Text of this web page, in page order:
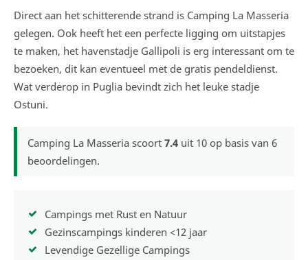
Direct aan het schitterende strand is Camping La Masseria
gelegen. Ook heeft het een perfecte ligging om uitstapjes
te maken, het havenstadje Gallipoli is erg interessant om te
bezoeken, dit kan eventueel met de gratis pendeldienst.
Wat verderop in Puglia bevindt zich het leuke stadje
Ostuni.
Camping La Masseria scoort 7.4 uit 10 op basis van 6
beoordelingen.
Campings met Rust en Natuur
Gezinscampings kinderen <12 jaar
Levendige Gezellige Campings